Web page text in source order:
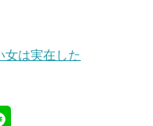
女は実在した